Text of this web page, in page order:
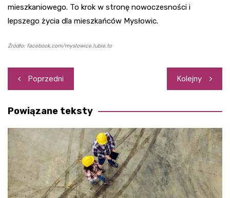
mieszkaniowego. To krok w stronę nowoczesności i
lepszego życia dla mieszkańców Mysłowic.
Źródło: facebook.com/myslowice.lubie.to
Nawigacja
wpisu
Poprzedni Kolejny
Powiązane teksty